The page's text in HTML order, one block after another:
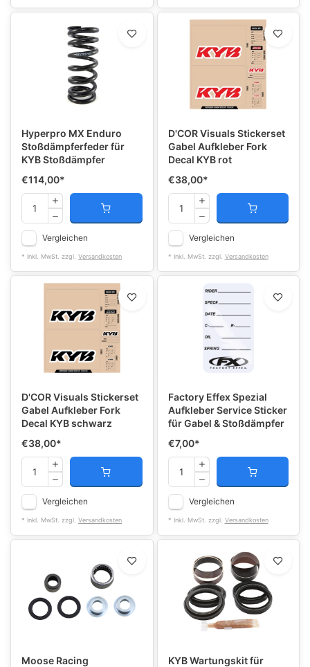
Hyperpro MX Enduro
Stoßdämpferfeder für
KYB Stoßdämpfer
€114,00*
Vergleichen
* Inkl. MwSt. zzgl. Versandkosten
D'COR Visuals Stickerset
Gabel Aufkleber Fork
Decal KYB rot
€38,00*
Vergleichen
* Inkl. MwSt. zzgl. Versandkosten
D'COR Visuals Stickerset
Gabel Aufkleber Fork
Decal KYB schwarz
€38,00*
Vergleichen
* Inkl. MwSt. zzgl. Versandkosten
Factory Effex Spezial
Aufkleber Service Sticker
für Gabel & Stoßdämpfer
€7,00*
Vergleichen
* Inkl. MwSt. zzgl. Versandkosten
Moose Racing
KYB Wartungskit für